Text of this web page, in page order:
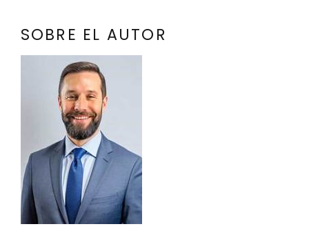
SOBRE EL AUTOR